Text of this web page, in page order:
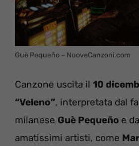
Guè Pequeño – NuoveCanzoni.com
Canzone uscita il 10
“Veleno”, interpretata dal
milanese Guè Pequeño e
amatissimi artisti, come